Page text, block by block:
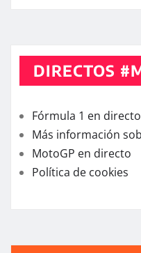
DIRECTOS
Fórmula 1 en directo
Más información
MotoGP en directo
Política de cookies